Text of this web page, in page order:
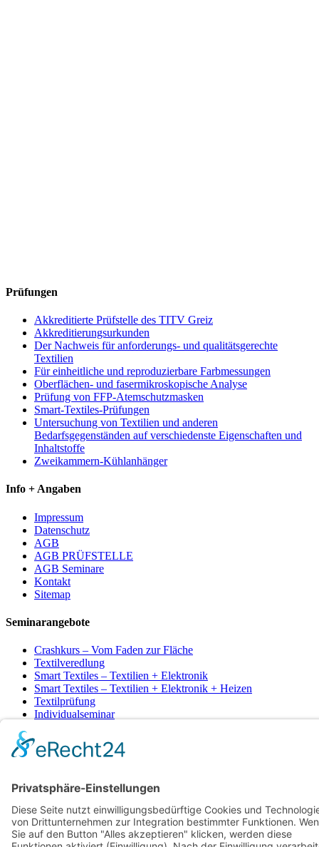
Prüfungen
Akkreditierte Prüfstelle des TITV Greiz
Akkreditierungsurkunden
Der Nachweis für anforderungs- und qualitätsgerechte
Textilien
Für einheitliche und reproduzierbare Farbmessungen
Oberflächen- und fasermikroskopische Analyse
Prüfung von FFP-Atemschutzmasken
Smart-Textiles-Prüfungen
Untersuchung von Textilien und anderen
Bedarfsgegenständen auf verschiedenste Eigenschaften und
Inhaltstoffe
Zweikammern-Kühlanhänger
Info + Angaben
Impressum
Datenschutz
AGB
AGB PRÜFSTELLE
AGB Seminare
Kontakt
Sitemap
Seminarangebote
Crashkurs – Vom Faden zur Fläche
Textilveredlung
Smart Textiles – Textilien + Elektronik
Smart Textiles – Textilien + Elektronik + Heizen
Textilprüfung
Individualseminar
Cookie-Einstellungen